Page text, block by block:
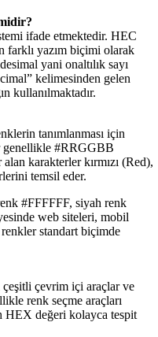
ifade etmektedir. HEC
farklı yazım biçimi olarak
yani onaltılık sayı
kelimesinden gelen
kullanılmaktadır.
tanımlanması için
genellikle #RRGGBB
karakterler kırmızı (Red),
temsil eder.
#FFFFFF, siyah renk
web siteleri, mobil
standart biçimde
çevrim içi araçlar ve
renk seçme araçları
HEX değeri kolayca tespit